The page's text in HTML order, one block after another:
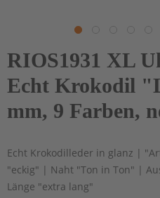
RIOS1931 XL
Echt Krokodil
mm, 9 Farben,
Echt Krokodilleder in glanz |
"eckig" | Naht "Ton in Ton" |
Länge "extra lang"